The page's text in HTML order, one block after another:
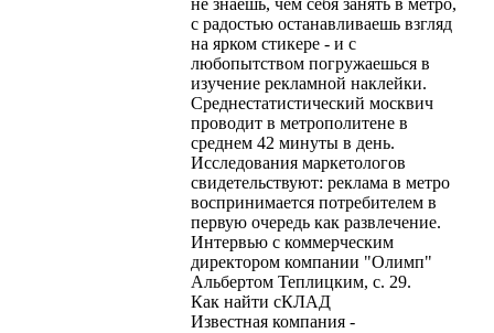
с радостью останавливаешь взгляд
на ярком стикере - и с
любопытством погружаешься в
изучение рекламной наклейки.
Среднестатистический москвич
проводит в метрополитене в
среднем 42 минуты в день.
Исследования маркетологов
свидетельствуют: реклама в метро
воспринимается потребителем в
первую очередь как развлечение.
Интервью с коммерческим
директором компании "Олимп"
Альбертом Теплицким, с. 29.
Как найти сКЛАД
Известная компания -